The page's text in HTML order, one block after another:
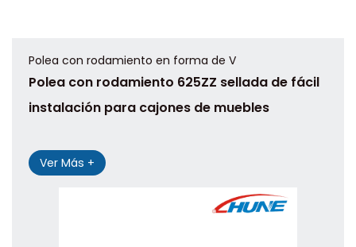
Polea con rodamiento en forma de V
Polea con rodamiento 625ZZ sellada de fácil
instalación para cajones de muebles
Ver Más +